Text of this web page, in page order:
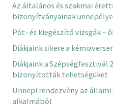
Az általános és szakmai
bizonyítványainak
Pót- és kiegészítő vizsgák –
Diákjaink sikere a
Diákjaink a Szépségfesztivál
bizonyították tehetségüket
Ünnepi rendezvény az állami
alkalmából